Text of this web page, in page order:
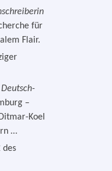
für
Flair.
Deutsch-
–
Koel
…
des